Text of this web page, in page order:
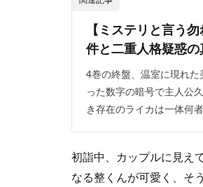
サス
スド
ラマ
思
議？
事件
決！
伝わ
って
いた
【ミステリと言う
件と二重人格疑惑の
4巻の終盤、温室に現れ
った数字の暗号で主人公
き存在のライカは一体何
初詣中、カップルに見え
なる整くんが可愛く、そ